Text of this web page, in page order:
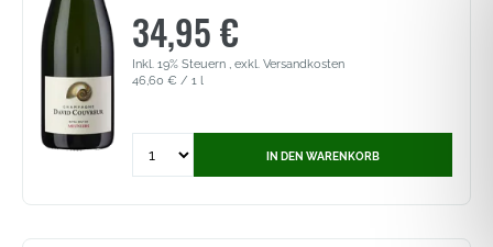
(6839)
34,95 €
Inkl. 19% Steuern , exkl. Versandkosten
46,60 € / 1 l
for
Extra
IN DEN WARENKORB